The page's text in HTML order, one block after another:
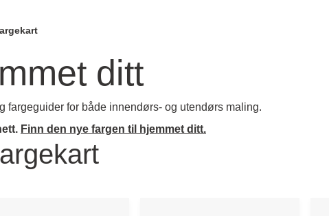
ditt
fargeguider for både innendørs- og utendørs maling.
Finn den nye fargen til hjemmet ditt.